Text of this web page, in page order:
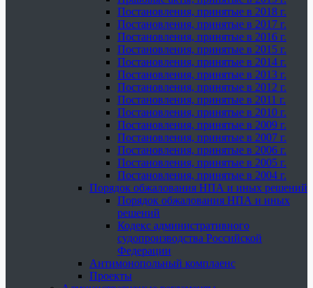
Постановления, принятые в 2018 г.
Постановления, принятые в 2017 г.
Постановления, принятые в 2016 г.
Постановления, принятые в 2015 г.
Постановления, принятые в 2014 г.
Постановления, принятые в 2013 г.
Постановления, принятые в 2012 г.
Постановления, принятые в 2011 г.
Постановления, принятые в 2010 г.
Постановления, принятые в 2009 г.
Постановления, принятые в 2007 г.
Постановления, принятые в 2006 г.
Постановления, принятые в 2005 г.
Постановления, принятые в 2004 г.
Порядок обжалования НПА и иных решений
Порядок обжалования НПА и иных
решений
Кодекс административного
судопроизводства Российской
Федерации
Антимонопольный комплаенс
Проекты